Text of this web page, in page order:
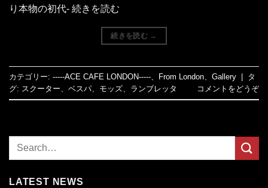
り本物の初代- 続きを読む
続きを読む →
カテゴリー: -----ACE CAFE LONDON----- From London Gallery | タ
グ: スクーター ベスパ モッズ ランブレッタ コメントをどうぞ
LATEST NEWS